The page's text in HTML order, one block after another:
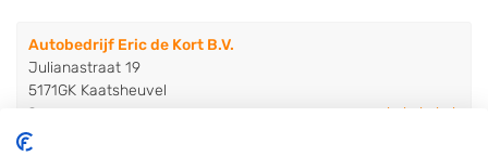
Autobedrijf Eric de Kort B.V.
Julianastraat 19
5171GK Kaatsheuvel